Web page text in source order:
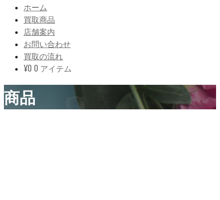
ホーム
買取商品
店舗案内
お問い合わせ
買取の流れ
¥0 0 アイテム
商品